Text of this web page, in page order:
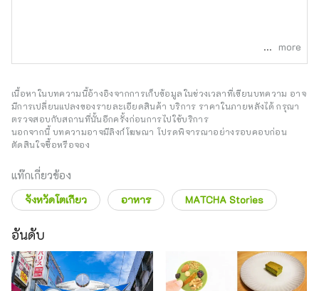
more
เนื้อหาในบทความนี้อ้างอิงจากการเก็บข้อมูลในช่วงเวลาที่เขียนบทความ อาจ
มีการเปลี่ยนแปลงของรายละเอียดสินค้า บริการ ราคาในภายหลังได้ กรุณา
ตรวจสอบกับสถานที่นั้นอีกครั้งก่อนการไปใช้บริการ
นอกจากนี้ บทความอาจมีลิงก์โฆษณา โปรดพิจารณาอย่างรอบคอบก่อน
ตัดสินใจซื้อหรือจอง
แท๊กเกี่ยวข้อง
จังหวัดโตเกียว อาหาร MATCHA Stories
อันดับ